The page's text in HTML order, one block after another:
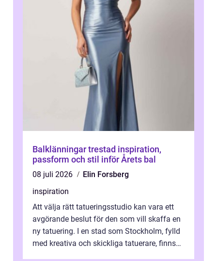
Balklänningar trestad inspiration,
passform och stil inför Årets bal
08 juli 2026
Elin Forsberg
inspiration
Att välja rätt tatueringsstudio kan vara ett
avgörande beslut för den som vill skaffa en
ny tatuering. I en stad som Stockholm, fylld
med kreativa och skickliga tatuerare, finns